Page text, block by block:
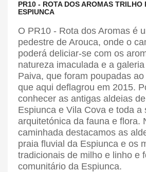
PR10 - ROTA DOS AROMAS TRILHO
ESPIUNCA
O PR10 - Rota dos Aromas é
pedestre de Arouca, onde o
poderá deliciar-se com os
natureza imaculada e a
Paiva, que foram poupadas
que aqui deflagrou em 2015.
conhecer as antigas aldeias
Espiunca e Vila Cova e toda a
arquitetónica da fauna e flora.
caminhada destacamos as
praia fluvial da Espiunca e os
tradicionais de milho e linho e
comunitário da Espiunca.